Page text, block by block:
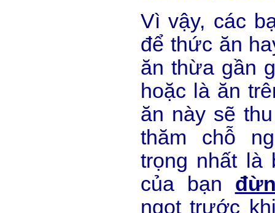
Vì vậy, các
để thức ăn
ăn thừa gần
hoặc là ăn
ăn này sẽ
thăm chỗ
trọng nhất là
của bạn
ngọt trước